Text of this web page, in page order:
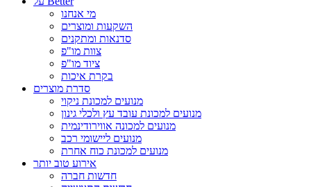
מי אנחנו
השקעות ומוצרים
סדנאות ומתקנים
צוות מו"פ
ציוד מו"פ
בקרת איכות
סדרת מוצרים
מנועים למכונת ניקוי
מנועים למכונת עובד עץ ולכלי גינון
מנועים למכונה אווירודינמית
מנועים ליישומי רכב
מנועים למכונת כוח אחרת
אירוע טוב יותר
חדשות חברה